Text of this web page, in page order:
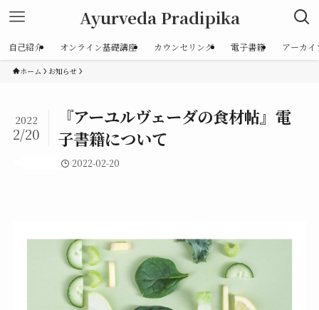
Ayurveda Pradipika
自己紹介 オンライン基礎講座 カウンセリング 電子書籍 アーカイ
ホーム お知らせ
『アーユルヴェーダの食材帖』電
子書籍について
2022
2/20
2022-02-20